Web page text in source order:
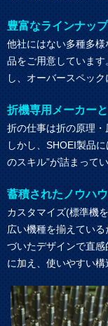
豊富なラインナップ
他社にはない多種多
品をご用意していま
し、オーバースペッ
折機専用メーカー
折の仕事は折の原理・
しかし、SHOEI製品
のスキル”が詰まってい
蓄積されたノウハウ
カスタマイズ(標準機
広い機種を揃えてい
づいたデザインで直
に加え、使いやすい構